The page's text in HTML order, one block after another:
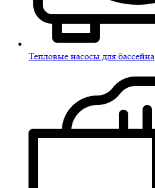
Тепловые насосы для бассейна